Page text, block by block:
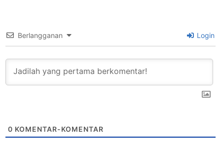
Berlangganan Login
0 KOMENTAR-KOMENTAR